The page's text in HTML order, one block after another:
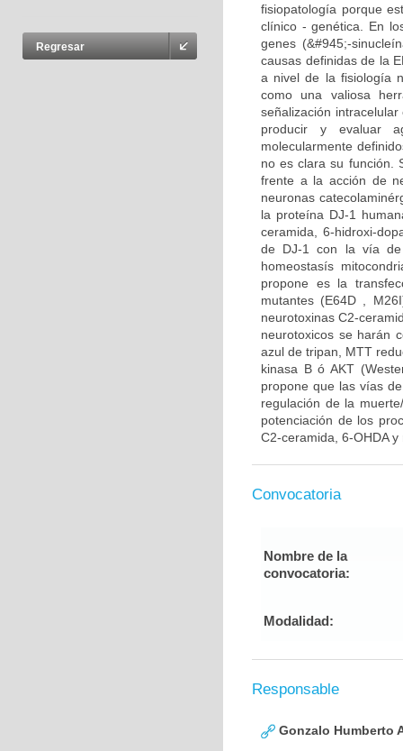
Regresar
fisiopatología porque
clínico - genética. En
genes (&#945;-
causas definidas de la
a nivel de la fisiología
como una valiosa
señalización
producir y evaluar
molecularmente
no es clara su función.
frente a la acción de
neuronas
la proteína DJ-1
ceramida, 6-hidroxi-
de DJ-1 con la vía de
homeostasís
propone es la
mutantes (E64D ,
neurotoxinas C2-
neurotoxicos se harán
azul de tripan, MTT
kinasa B ó AKT
propone que las vías
regulación de la
potenciación de los
C2-ceramida, 6-OHDA
Convocatoria
Nombre de la
convocatoria:
Modalidad:
Responsable
Gonzalo Humberto